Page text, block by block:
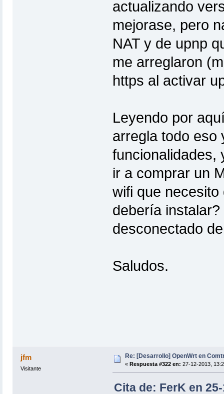
actualizando
mejorase, pero
NAT y de upnp
me arreglaron
https al activar
Leyendo por
arregla todo eso
funcionalidades,
ir a comprar un
wifi que
debería
desconectado
Saludos.
jfm
Visitante
Re: [Desarrollo] OpenWrt en
« Respuesta #322 en: 27-12-2013,
Cita de: FerK en